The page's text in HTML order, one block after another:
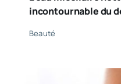
incontournable du
Beauté